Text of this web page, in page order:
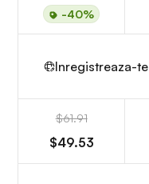
-40%
Inregistreaza-te
$61.91
$49.53